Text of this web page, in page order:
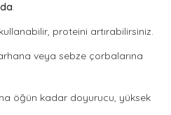
.
proteini artırabilirsiniz.
veya sebze çorbalarına
öğün kadar doyurucu, yüksek